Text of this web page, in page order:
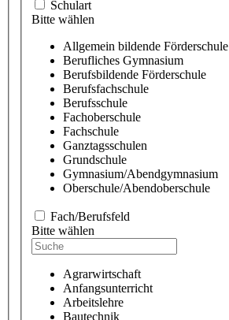
Schulart
Bitte wählen
Allgemein bildende Förderschule
Berufliches Gymnasium
Berufsbildende Förderschule
Berufsfachschule
Berufsschule
Fachoberschule
Fachschule
Ganztagsschulen
Grundschule
Gymnasium/Abendgymnasium
Oberschule/Abendoberschule
Fach/Berufsfeld
Bitte wählen
Agrarwirtschaft
Anfangsunterricht
Arbeitslehre
Bautechnik